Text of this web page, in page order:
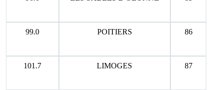
99.0 POITIERS 86
101.7 LIMOGES 87